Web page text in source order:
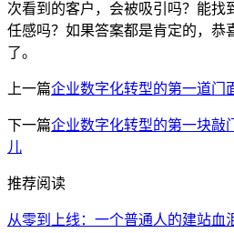
次看到的客户，会被吸引吗？能找
任感吗？如果答案都是肯定的，恭
了。
上一篇企业数字化转型的第一道门
下一篇企业数字化转型的第一块敲
儿
推荐阅读
从零到上线：一个普通人的建站血